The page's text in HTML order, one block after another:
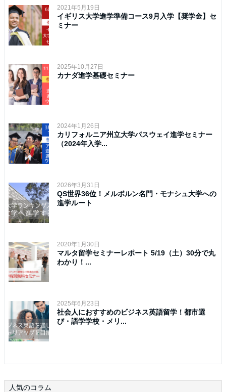
2021年5月19日
イギリス大学進学準備コース9月入学【奨学金】セ
ミナー
2025年10月27日
カナダ進学基礎セミナー
2024年1月26日
カリフォルニア州立大学パスウェイ進学セミナー
（2024年入学...
2026年3月31日
QS世界36位！メルボルン名門・モナシュ大学への
進学ルート
2020年1月30日
マルタ留学セミナーレポート 5/19（土）30分で丸
わかり！...
2025年6月23日
社会人におすすめのビジネス英語留学！都市選
び・語学学校・メリ...
人気のコラム